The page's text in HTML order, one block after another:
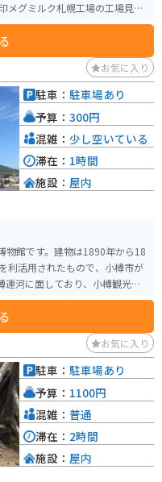
なおみやげも頂けます。※見学は
お気に入り
物館です。建物は1890年から18
利活用されたもので、小樽市が
河に面しており、小樽観光の
栄華を誇った時代の遺物がメイ
駐車： 駐車場あり
予算： 300円
混雑： 少し空いている
滞在： 1時間
施設： 屋内
お気に入り
駐車： 駐車場あり
予算： 1100円
混雑： 普通
滞在： 2時間
施設： 屋内